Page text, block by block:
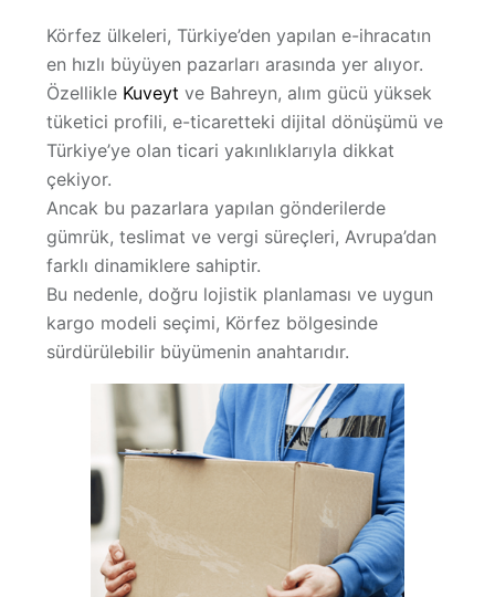
Hakkımızda
Körfez ülkeleri, Türkiye’den yapılan e-ihracatın
en hızlı büyüyen pazarları arasında yer alıyor.
Özellikle Kuveyt ve Bahreyn, alım gücü yüksek
tüketici profili, e-ticaretteki dijital dönüşümü ve
Türkiye’ye olan ticari yakınlıklarıyla dikkat
çekiyor.
Ancak bu pazarlara yapılan gönderilerde
gümrük, teslimat ve vergi süreçleri, Avrupa’dan
farklı dinamiklere sahiptir.
Bu nedenle, doğru lojistik planlaması ve uygun
kargo modeli seçimi, Körfez bölgesinde
sürdürülebilir büyümenin anahtarıdır.